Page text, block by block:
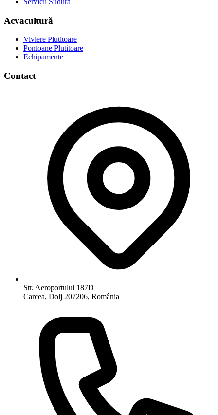
Acvacultură
Viviere Plutitoare
Pontoane Plutitoare
Echipamente
Contact
Str. Aeroportului 187D
Carcea, Dolj 207206, România